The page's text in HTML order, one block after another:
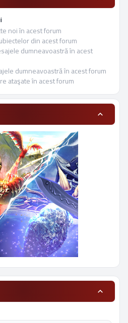
noi în acest forum
din acest forum
dumneavoastră în acest
dumneavoastră în acest forum
ataşate în acest forum